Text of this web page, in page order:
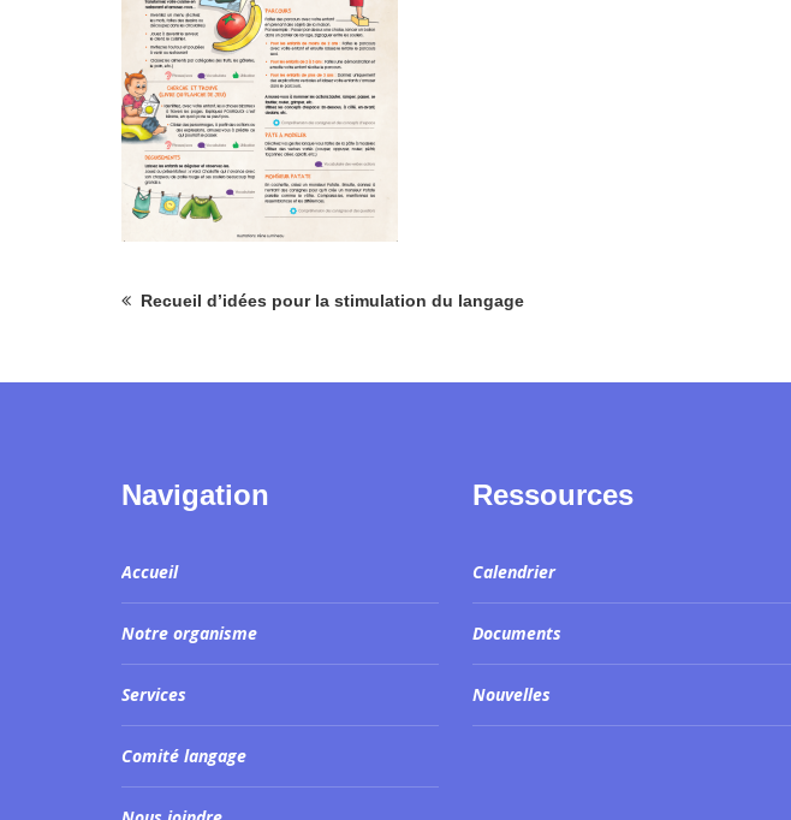
Recueil d’idées pour la stimulation du langage
Navigation
Accueil
Notre organisme
Services
Comité langage
Ressources
Calendrier
Documents
Nouvelles